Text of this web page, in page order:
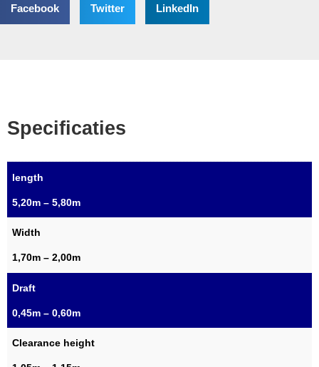
Facebook Twitter LinkedIn
Specificaties
length
5,20m – 5,80m
Width
1,70m – 2,00m
Draft
0,45m – 0,60m
Clearance height